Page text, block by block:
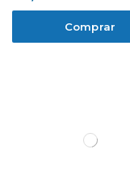
Comprar